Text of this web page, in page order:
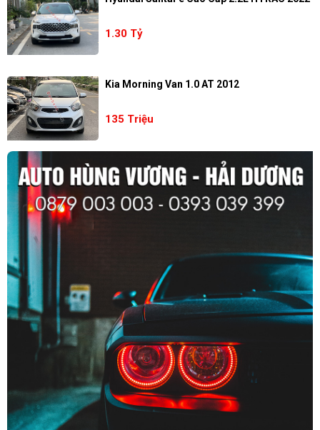
1.30 Tỷ
Kia Morning Van 1.0 AT 2012
135 Triệu